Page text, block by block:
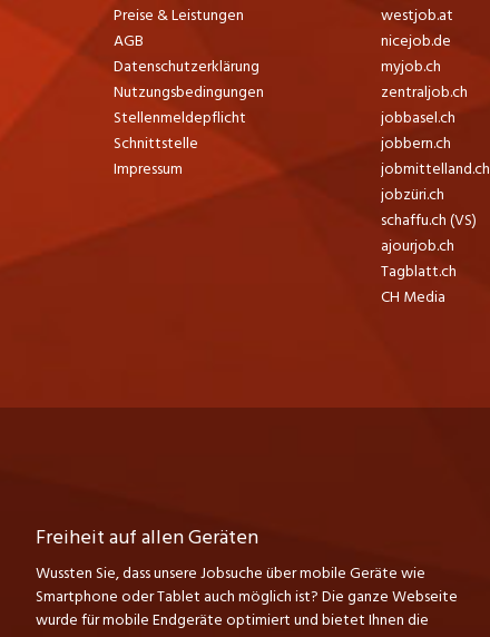
Preise & Leistungen
AGB
Datenschutzerklärung
Nutzungsbedingungen
Stellenmeldepflicht
Schnittstelle
Impressum
westjob.at
nicejob.de
myjob.ch
zentraljob.ch
jobbasel.ch
jobbern.ch
jobmittelland.ch
jobzüri.ch
schaffu.ch (VS)
ajourjob.ch
Tagblatt.ch
CH Media
Freiheit auf allen Geräten
Wussten Sie, dass unsere Jobsuche über mobile Geräte wie
Smartphone oder Tablet auch möglich ist? Die ganze Webseite
wurde für mobile Endgeräte optimiert und bietet Ihnen die